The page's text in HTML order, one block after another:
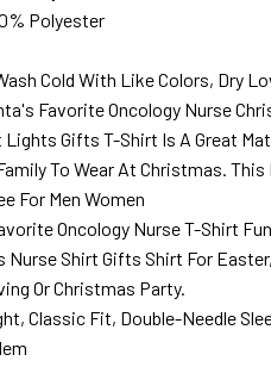
Polyester
Cold With Like Colors, Dry
Favorite Oncology Nurse
Lights Gifts T-Shirt Is A Great
To Wear At Christmas. This
For Men Women
Oncology Nurse T-Shirt
Nurse Shirt Gifts Shirt For Easter,
Or Christmas Party.
Classic Fit, Double-Needle